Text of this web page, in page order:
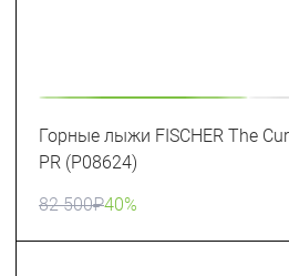
Горные лыжи FISCHER The
PR (P08624)
82 500₽40%